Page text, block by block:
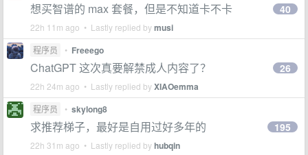
想买智谱的 max 套餐，但是不知道卡不卡
22h 11m ago • Lastly replied bymusi
40
程序员 • Freeego
ChatGPT 这次真要解禁成人内容了？
22h 24m ago • Lastly replied byXIAOemma
26
程序员 • skylong8
求推荐梯子，最好是自用过好多年的
22h 31m ago • Lastly replied byhubqin
195